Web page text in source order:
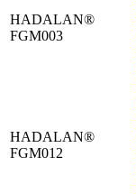
HADALAN®
FGM003
HADALAN®
FGM012